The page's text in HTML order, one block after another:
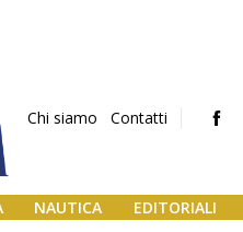
Chi siamo Contatti
NAUTICA EDITORIALI